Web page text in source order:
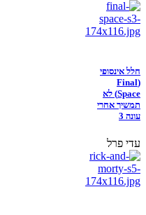
חלל אינסופי
(Final
Space) לא
תמשיך אחרי
עונה 3
עדי פרל